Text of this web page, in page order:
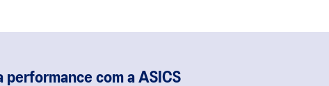
performance com a ASICS